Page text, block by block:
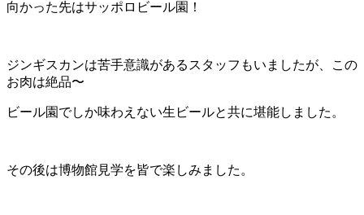
向かった先はサッポロビール園！
ジンギスカンは苦手意識があるスタッフもいましたが、この
お肉は絶品〜
ビール園でしか味わえない生ビールと共に堪能しました。
その後は博物館見学を皆で楽しみました。